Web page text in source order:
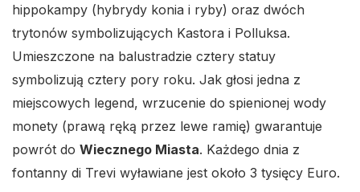
hippokampy (hybrydy konia i ryby) oraz dwóch
trytonów symbolizujących Kastora i Polluksa.
Umieszczone na balustradzie cztery statuy
symbolizują cztery pory roku. Jak głosi jedna z
miejscowych legend, wrzucenie do spienionej wody
monety (prawą ręką przez lewe ramię) gwarantuje
powrót do Wiecznego Miasta. Każdego dnia z
fontanny di Trevi wyławiane jest około 3 tysięcy Euro.